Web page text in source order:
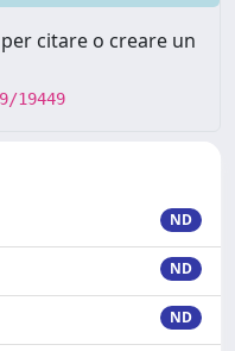
citare o creare un
19449
ND
ND
ND